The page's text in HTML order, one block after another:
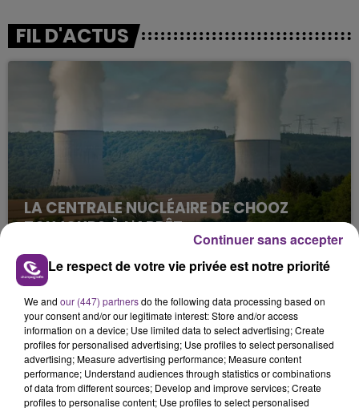
FIL D'ACTUS
LA CENTRALE NUCLÉAIRE DE CHOOZ
TOUJOURS À L'ARRÊT
Cela fait déjà une semaine que la centrale
nucléaire ardennaise est à l'arrêt. Une situation
justifiée par la sécheresse intense qui est toujours
présente.
Le respect de votre vie privée est notre priorité
We and our (447) partnersdo the following data processing based on
your consent and/or our legitimate interest: Store and/or access
information on a device; Use limited data to select advertising; Create
profiles for personalised advertising; Use profiles to select personalised
advertising; Measure advertising performance; Measure content
performance; Understand audiences through statistics or combinations
of data from different sources; Develop and improve services; Create
profiles to personalise content; Use profiles to select personalised
Continuer sans accepter